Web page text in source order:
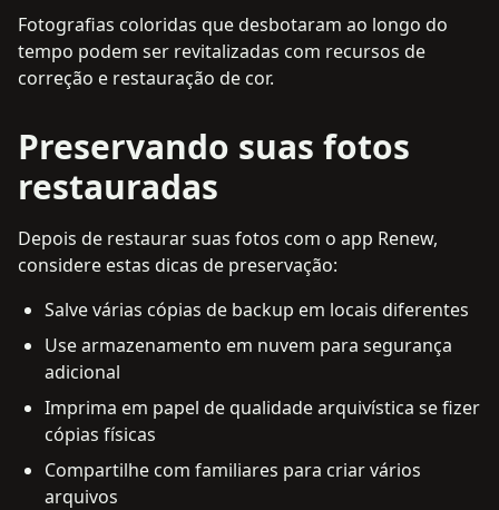
Fotografias coloridas que desbotaram ao longo do
tempo podem ser revitalizadas com recursos de
correção e restauração de cor.
Preservando suas fotos
restauradas
Depois de restaurar suas fotos com o app Renew,
considere estas dicas de preservação:
Salve várias cópias de backup em locais diferentes
Use armazenamento em nuvem para segurança
adicional
Imprima em papel de qualidade arquivística se fizer
cópias físicas
Compartilhe com familiares para criar vários
arquivos